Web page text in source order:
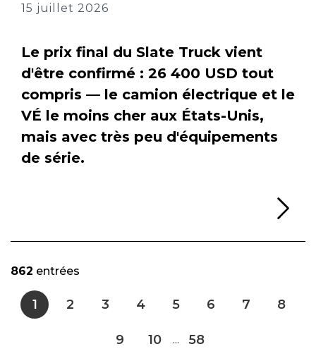
15 juillet 2026
Le prix final du Slate Truck vient
d'être confirmé : 26 400 USD tout
compris — le camion électrique et le
VÉ le moins cher aux États-Unis,
mais avec très peu d'équipements
de série.
862 entrées
1 2 3 4 5 6 7 8
9 10 ... 58